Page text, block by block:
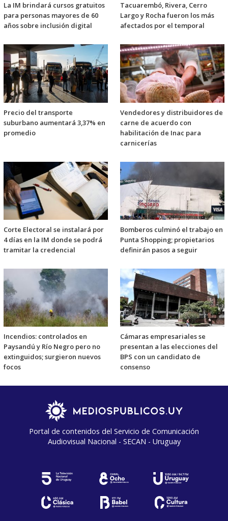
La IM brindará cursos gratuitos
para personas mayores de 60
años sobre inclusión digital
Tacuarembó, Rivera, Cerro
Largo y Rocha fueron los más
afectados por el temporal
Precio del transporte
suburbano aumentará 3,37% en
promedio
Vendedores y distribuidores de
carne de acuerdo con
habilitación de Inac para
carnicerías
Corte Electoral se instalará por
4 días en la IM donde se podrá
tramitar la credencial
Bomberos culminó el trabajo en
Punta Shopping; propietarios
definirán pasos a seguir
Incendios: controlados en
Paysandú y Río Negro pero no
extinguidos; surgieron nuevos
focos
Cámaras empresariales se
presentan a las elecciones del
BPS con un candidato de
consenso
Portal de contenidos del Servicio de Comunicación
Audiovisual Nacional - SECAN - Uruguay